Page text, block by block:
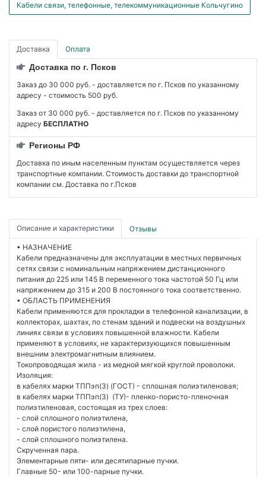
Кабели связи, телефонные, телекоммуникационные Кольчугино
Доставка Оплата
Доставка по г. Псков
Заказ до 30 000 руб. - доставляется по г. Псков по указанному
адресу - стоимость 500 руб.
Заказ от 30 000 руб. - доставляется по г. Псков по указанному
адресу БЕСПЛАТНО
Регионы РФ
Доставка по иным населенным пунктам осуществляется через
транспортные компании. Стоимость доставки до транспортной
компании см. Доставка по г.Псков
Описание и характеристики Отзывы
• НАЗНАЧЕНИЕ
Кабели предназначены для эксплуатации в местных первичных
сетях связи с номинальным напряжением дистанционного
питания до 225 или 145 В переменного тока частотой 50 Гц или
напряжением до 315 и 200 В постоянного тока соответственно.
• ОБЛАСТЬ ПРИМЕНЕНИЯ
Кабели применяются для прокладки в телефонной канализации, в
коллекторах, шахтах, по стенам зданий и подвески на воздушных
линиях связи в условиях повышенной влажности. Кабели
применяют в условиях, не характеризующихся повышенным
внешним электромагнитным влиянием.
Токопроводящая жила - из медной мягкой круглой проволоки.
Изоляция:
в кабелях марки ТППэп(З) (ГОСТ) - сплошная полиэтиленовая;
в кабелях марки ТППэп(З) (ТУ)- пленко-пористо-пленочная
полиэтиленовая, состоящая из трех слоев:
- слой сплошного полиэтилена,
- слой пористого полиэтилена,
- слой сплошного полиэтилена.
Скрученная пара.
Элементарные пяти- или десятипарные пучки.
Главные 50- или 100-парные пучки.